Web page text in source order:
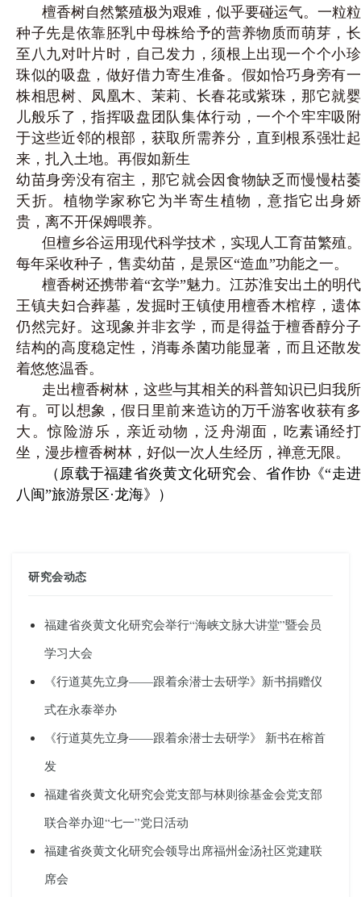
檀香树自然繁殖极为艰难，似乎要碰运气。一粒粒
种子先是依靠胚乳中母株给予的营养物质而萌芽，长
至八九对叶片时，自己发力，须根上出现一个个小珍
珠似的吸盘，做好借力寄生准备。假如恰巧身旁有一
株相思树、凤凰木、茉莉、长春花或紫珠，那它就婴
儿般乐了，指挥吸盘团队集体行动，一个个牢牢吸附
于这些近邻的根部，获取所需养分，直到根系强壮起
来，扎入土地。再假如新生
幼苗身旁没有宿主，那它就会因食物缺乏而慢慢枯萎
夭折。植物学家称它为半寄生植物，意指它出身娇
贵，离不开保姆喂养。
但檀乡谷运用现代科学技术，实现人工育苗繁殖。
每年采收种子，售卖幼苗，是景区“造血”功能之一。
檀香树还携带着“玄学”魅力。江苏淮安出土的明代
王镇夫妇合葬墓，发掘时王镇使用檀香木棺椁，遗体
仍然完好。这现象并非玄学，而是得益于檀香醇分子
结构的高度稳定性，消毒杀菌功能显著，而且还散发
着悠悠温香。
走出檀香树林，这些与其相关的科普知识已归我所
有。可以想象，假日里前来造访的万千游客收获有多
大。惊险游乐，亲近动物，泛舟湖面，吃素诵经打
坐，漫步檀香树林，好似一次人生经历，禅意无限。
（原载于福建省炎黄文化研究会、省作协《“走进
八闽”旅游景区·龙海》）
研究会动态
福建省炎黄文化研究会举行“海峡文脉大讲堂”暨会员
学习大会
《行道莫先立身——跟着余潜士去研学》新书捐赠仪
式在永泰举办
《行道莫先立身——跟着余潜士去研学》 新书在榕首
发
福建省炎黄文化研究会党支部与林则徐基金会党支部
联合举办迎“七一”党日活动
福建省炎黄文化研究会领导出席福州金汤社区党建联
席会